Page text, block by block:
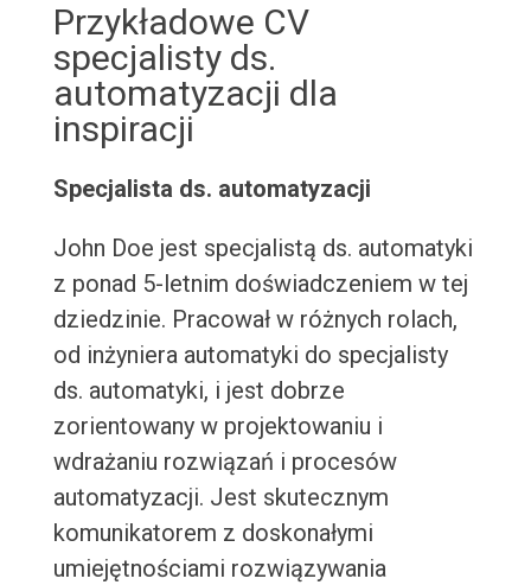
Przykładowe CV
specjalisty ds.
automatyzacji dla
inspiracji
Specjalista ds. automatyzacji
John Doe jest specjalistą ds. automatyki
z ponad 5-letnim doświadczeniem w tej
dziedzinie. Pracował w różnych rolach,
od inżyniera automatyki do specjalisty
ds. automatyki, i jest dobrze
zorientowany w projektowaniu i
wdrażaniu rozwiązań i procesów
automatyzacji. Jest skutecznym
komunikatorem z doskonałymi
umiejętnościami rozwiązywania